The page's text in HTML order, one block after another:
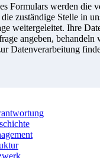
Formulars werden die
zuständige Stelle in
weitergeleitet. Ihre
angeben, behandeln
Datenverarbeitung